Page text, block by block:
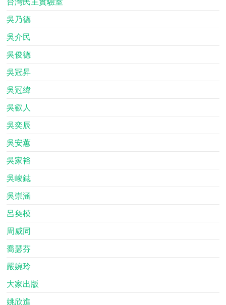
吳乃德
吳介民
吳俊德
吳冠昇
吳冠緯
吳叡人
吳奕辰
吳安蕙
吳家裕
吳峻鋕
吳崇涵
呂奐模
周威同
喬瑟芬
嚴婉玲
大家出版
姚欣進